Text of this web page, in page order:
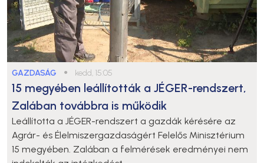
GAZDASÁG ● kedd, 15:05
15 megyében leállították a JÉGER-rendszert,
Zalában továbbra is működik
Leállította a JÉGER-rendszert a gazdák kérésére az
Agrár- és Élelmiszergazdaságért Felelős Minisztérium
15 megyében. Zalában a felmérések eredményei nem